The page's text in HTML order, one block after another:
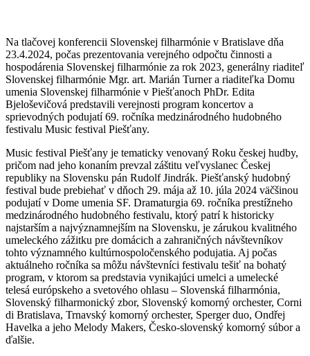
Na tlačovej konferencii Slovenskej filharmónie v Bratislave dňa
23.4.2024, počas prezentovania verejného odpočtu činnosti a
hospodárenia Slovenskej filharmónie za rok 2023, generálny riaditeľ
Slovenskej filharmónie Mgr. art. Marián Turner a riaditeľka Domu
umenia Slovenskej filharmónie v Piešťanoch PhDr. Edita
Bjeloševičová predstavili verejnosti program koncertov a
sprievodných podujatí 69. ročníka medzinárodného hudobného
festivalu Music festival Piešťany.
Music festival Piešťany je tematicky venovaný Roku českej hudby,
pričom nad jeho konaním prevzal záštitu veľvyslanec Českej
republiky na Slovensku pán Rudolf Jindrák. Piešťanský hudobný
festival bude prebiehať v dňoch 29. mája až 10. júla 2024 väčšinou
podujatí v Dome umenia SF. Dramaturgia 69. ročníka prestížneho
medzinárodného hudobného festivalu, ktorý patrí k historicky
najstarším a najvýznamnejším na Slovensku, je zárukou kvalitného
umeleckého zážitku pre domácich a zahraničných návštevníkov
tohto významného kultúrnospoločenského podujatia. Aj počas
aktuálneho ročníka sa môžu návštevníci festivalu tešiť na bohatý
program, v ktorom sa predstavia vynikajúci umelci a umelecké
telesá európskeho a svetového ohlasu – Slovenská filharmónia,
Slovenský filharmonický zbor, Slovenský komorný orchester, Corni
di Bratislava, Trnavský komorný orchester, Sperger duo, Ondřej
Havelka a jeho Melody Makers, Česko-slovenský komorný súbor a
ďalšie.